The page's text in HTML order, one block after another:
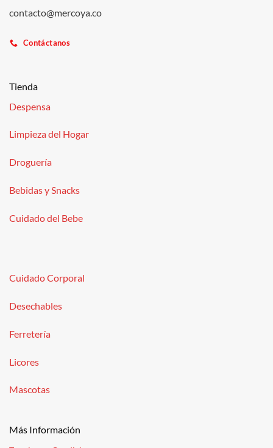
contacto@mercoya.co
Contáctanos
Tienda
Despensa
Limpieza del Hogar
Droguería
Bebidas y Snacks
Cuidado del Bebe
Cuidado Corporal
Desechables
Ferretería
Licores
Mascotas
Más Información